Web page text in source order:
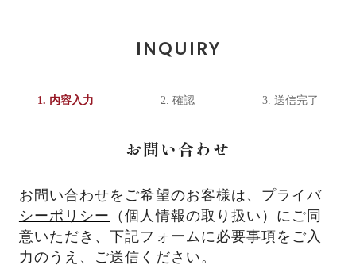
INQUIRY
内容入力 確認 送信完了
お問い合わせ
お問い合わせをご希望のお客様は、 プライバ
シーポリシー
（個人情報の取り扱い）にご同
意いただき、下記フォームに必要事項をご入
力のうえ、ご送信ください。